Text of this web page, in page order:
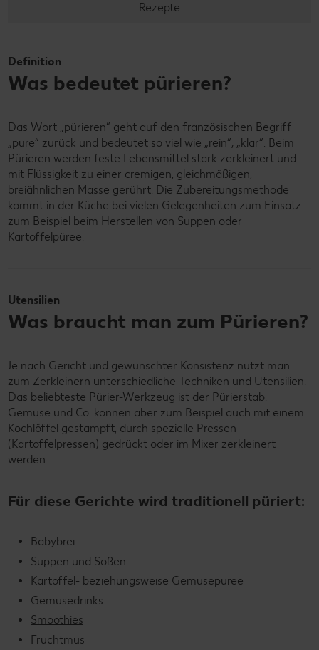
Rezepte
Definition
Was bedeutet pürieren?
Das Wort „pürieren“ geht auf den französischen Begriff
„pure“ zurück und bedeutet so viel wie „rein“, „klar“. Beim
Pürieren werden feste Lebensmittel stark zerkleinert und
mit Flüssigkeit zu einer cremigen, gleichmäßigen,
breiähnlichen Masse gerührt. Die Zubereitungsmethode
kommt in der Küche bei vielen Gelegenheiten zum Einsatz –
zum Beispiel beim Herstellen von Suppen oder
Kartoffelpüree.
Utensilien
Was braucht man zum Pürieren?
Je nach Gericht und gewünschter Konsistenz nutzt man
zum Zerkleinern unterschiedliche Techniken und Utensilien.
Das beliebteste Pürier-Werkzeug ist der Pürierstab.
Gemüse und Co. können aber zum Beispiel auch mit einem
Kochlöffel gestampft, durch spezielle Pressen
(Kartoffelpressen) gedrückt oder im Mixer zerkleinert
werden.
Für diese Gerichte wird traditionell püriert:
Babybrei
Suppen und Soßen
Kartoffel- beziehungsweise Gemüsepüree
Gemüsedrinks
Smoothies
Fruchtmus